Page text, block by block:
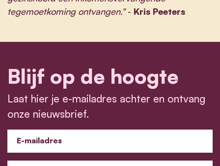
tegemoetkoming ontvangen."- Kris Peeters
Blijf op de hoogte
Laat hier je e-mailadres achter en ontvang
onze nieuwsbrief.
E-mailadres